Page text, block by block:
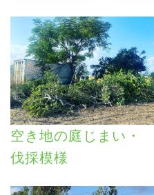
空き地の庭じまい・
伐採模様